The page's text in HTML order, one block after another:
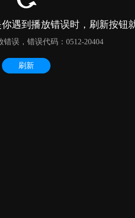
遇到播放错误时，刷新按钮
误，错误代码：0512-20404
刷新